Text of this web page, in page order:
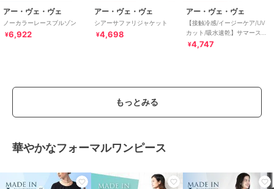
アー・ヴェ・ヴェ
ノーカラーレースブルゾン
¥6,922
アー・ヴェ・ヴェ
シアーサファリジャケット
¥4,698
アー・ヴェ・ヴェ
【接触冷感/イージーケア/UV
カット/吸水速乾】サマースト
レッチダブルジレジャケット
¥4,747
もっとみる
華やかなフォーマルワンピース